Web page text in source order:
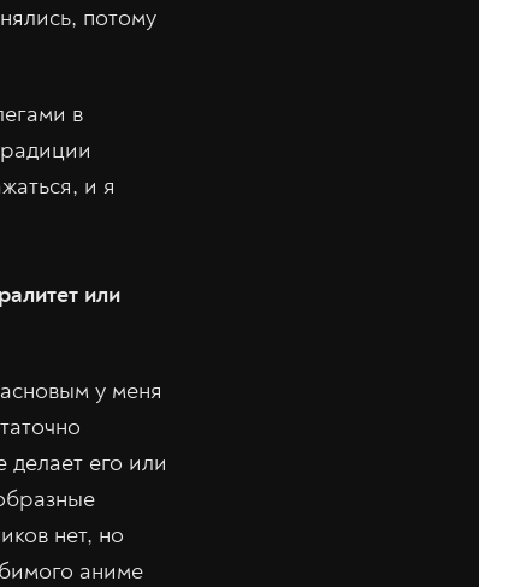
потому
в
и я
или
у меня
его или
нет, но
аниме